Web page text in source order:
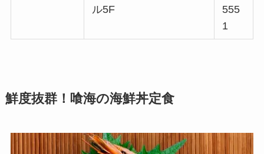
ル5F
555
1
鮮度抜群！喰海の海鮮丼定食